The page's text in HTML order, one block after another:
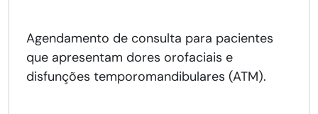
Agendamento de consulta para pacientes
que apresentam dores orofaciais e
disfunções temporomandibulares (ATM).